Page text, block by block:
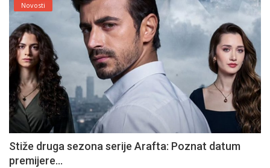
Novosti
Stiže druga sezona serije Arafta: Poznat datum
premijere...